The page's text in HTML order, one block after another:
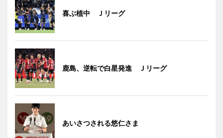
喜ぶ植中 Ｊリーグ
鹿島、逆転で白星発進 Ｊリーグ
あいさつされる悠仁さま